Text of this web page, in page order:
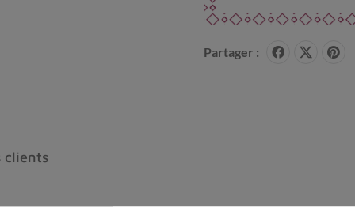
Partager :
clients